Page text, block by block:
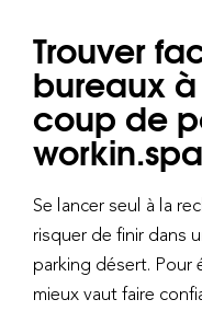
Trouver
bureaux à
coup de
Se lancer seul à la
risquer de finir dans
parking désert. Pour
mieux vaut faire